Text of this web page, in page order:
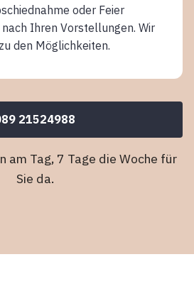
oder Feier
Ihren Vorstellungen. Wir
den Möglichkeiten.
21524988
am Tag, 7 Tage die Woche für
Sie da.